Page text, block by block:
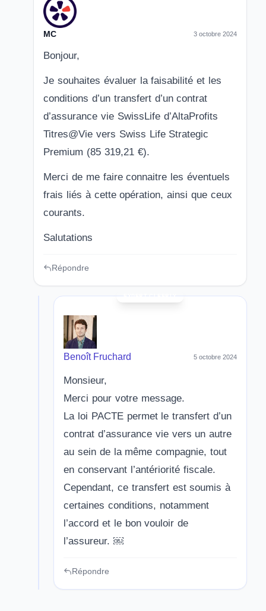
MC 3 octobre 2024
Bonjour,
Je souhaites évaluer la faisabilité et les
conditions d’un transfert d’un contrat
d’assurance vie SwissLife d’AltaProfits
Titres@Vie vers Swiss Life Strategic
Premium (85 319,21 €).
Merci de me faire connaitre les éventuels
frais liés à cette opération, ainsi que ceux
courants.
Salutations
Répondre
Benoît Fruchard 5 octobre 2024
Monsieur,
Merci pour votre message.
La loi PACTE permet le transfert d’un
contrat d’assurance vie vers un autre
au sein de la même compagnie, tout
en conservant l’antériorité fiscale.
Cependant, ce transfert est soumis à
certaines conditions, notamment
l’accord et le bon vouloir de
l’assureur. ￼
Répondre